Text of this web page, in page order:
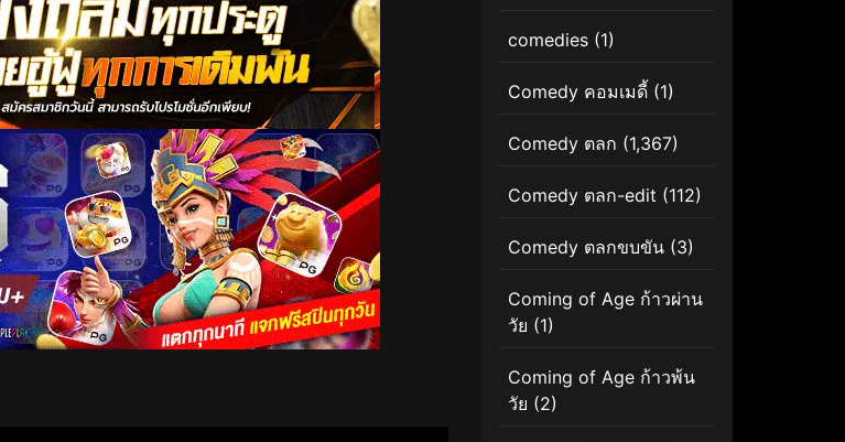
comedies (1)
Comedy คอมเมดี้ (1)
Comedy ตลก (1,367)
Comedy ตลก-edit (112)
Comedy ตลกขบขัน (3)
Coming of Age ก้าวผ่าน
วัย (1)
Coming of Age ก้าวพ้น
วัย (2)